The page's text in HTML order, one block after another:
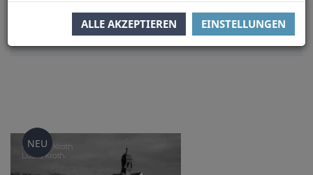
ALLE AKZEPTIEREN EINSTELLUNGEN
SORTIERUNG: ERSCHEINUNGSDATUM
NEU